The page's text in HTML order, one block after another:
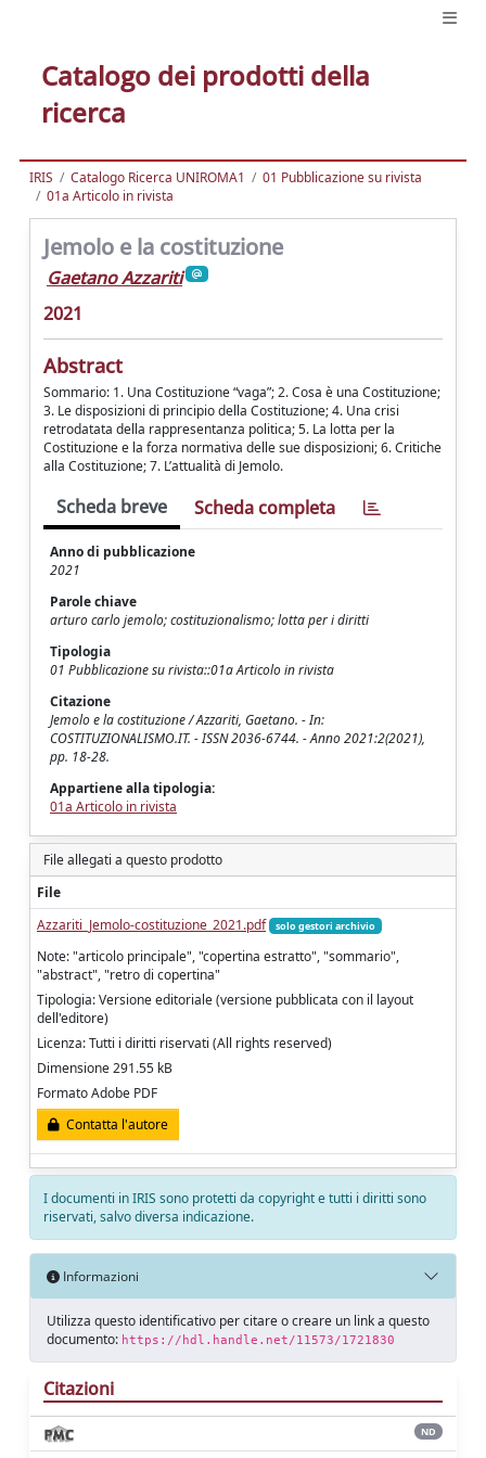
Catalogo dei prodotti della
ricerca
IRIS Catalogo Ricerca UNIROMA1
01 Pubblicazione su rivista
01a Articolo in rivista
Jemolo e la costituzione
Gaetano Azzariti
2021
Abstract
Sommario: 1. Una Costituzione “vaga”; 2. Cosa è una Costituzione;
3. Le disposizioni di principio della Costituzione; 4. Una crisi
retrodatata della rappresentanza politica; 5. La lotta per la
Costituzione e la forza normativa delle sue disposizioni; 6. Critiche
alla Costituzione; 7. L’attualità di Jemolo.
Scheda breve Scheda completa
Anno di pubblicazione
2021
Parole chiave
arturo carlo jemolo; costituzionalismo; lotta per i diritti
Tipologia
01 Pubblicazione su rivista::01a Articolo in rivista
Citazione
Jemolo e la costituzione / Azzariti, Gaetano. - In:
COSTITUZIONALISMO.IT. - ISSN 2036-6744. - Anno 2021:2(2021),
pp. 18-28.
Appartiene alla tipologia:
01a Articolo in rivista
File allegati a questo prodotto
File
Azzariti_Jemolo-costituzione_2021.pdf
solo gestori archivio
Note: "articolo principale", "copertina estratto", "sommario",
"abstract", "retro di copertina"
Tipologia: Versione editoriale (versione pubblicata con il layout
dell'editore)
Licenza: Tutti i diritti riservati (All rights reserved)
Dimensione 291.55 kB
Formato Adobe PDF
Contatta l'autore
I documenti in IRIS sono protetti da copyright e tutti i diritti sono
riservati, salvo diversa indicazione.
Informazioni
Utilizza questo identificativo per citare o creare un link a questo
documento: https://hdl.handle.net/11573/1721830
Citazioni
ND